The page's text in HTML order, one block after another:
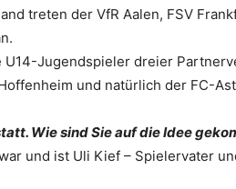
treten der VfR Aalen, FSV
U14-Jugendspieler dreier
und natürlich der FC-
Wie sind Sie auf die Idee
und ist Uli Kief – Spielervater